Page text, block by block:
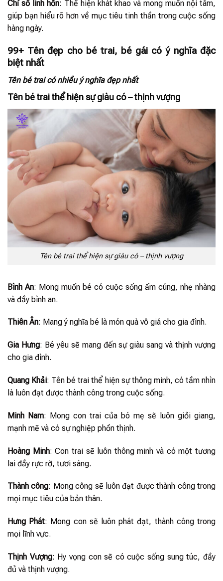
Chỉ số linh hồn: Thể hiện khát khao và mong muốn nội tâm,
giúp bạn hiểu rõ hơn về mục tiêu tinh thần trong cuộc sống
hàng ngày.
99+ Tên đẹp cho bé trai, bé gái có ý nghĩa đặc
biệt nhất
Tên bé trai có nhiều ý nghĩa đẹp nhất
Tên bé trai thể hiện sự giàu có – thịnh vượng
Tên bé trai thể hiện sự giàu có – thịnh vượng
Bình An: Mong muốn bé có cuộc sống ấm cúng, nhẹ nhàng
và đầy bình an.
Thiên Ân: Mang ý nghĩa bé là món quà vô giá cho gia đình.
Gia Hưng: Bé yêu sẽ mang đến sự giàu sang và thịnh vượng
cho gia đình.
Quang Khải: Tên bé trai thể hiện sự thông minh, có tầm nhìn
là luôn đạt được thành công trong cuộc sống.
Minh Nam: Mong con trai của bó mẹ sẽ luôn giỏi giang,
mạnh mẽ và có sự nghiệp phồn thịnh.
Hoàng Minh: Con trai sẽ luôn thông minh và có một tương
lai đầy rực rỡ, tươi sáng.
Thành công: Mong công sẽ luôn đạt được thành công trong
mọi mục tiêu của bản thân.
Hưng Phát: Mong con sẽ luôn phát đạt, thành công trong
mọi lĩnh vực.
Thịnh Vượng: Hy vọng con sẽ có cuộc sống sung túc, đầy
đủ và thịnh vượng.